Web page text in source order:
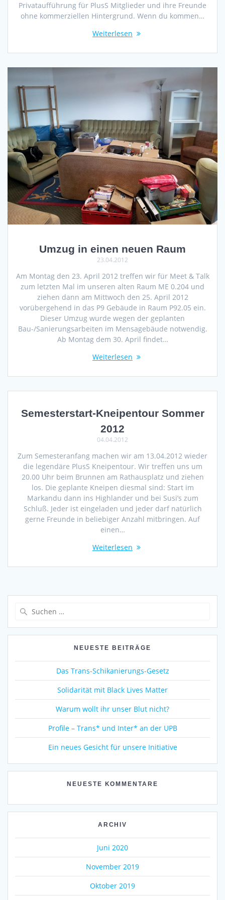
Privataufführung für PlusS Mitglieder und ihre Freunde
ohne kommerziellen Hintergrund. Wenn du kommen…
Weiterlesen
Umzug in einen neuen Raum
23.04.2012
Am Montag den 23. April 2012 treffen wir für Meet & Talk
zum letzten Mal im unseren alten Raum ME 0.204 und
ziehen dann am Mittwoch den 25. April 2012
vorübergehend in das P9 Gebäude in Raum P92.05 ein.
Dieser Umzug wurde wegen der geplanten
Bau-/Sanierungsarbeiten im Mensagebäude notwendig.
Ab Montag dem 30. April findet…
Weiterlesen
Semesterstart-Kneipentour Sommer
2012
04.04.2012
Zum Semesteranfang machen wir am 13.04.2012 wieder
die legendäre PlusS Kneipentour. Wir treffen uns um
20.00 Uhr beim Brunnen am Rathausplatz und ziehen
los. Die geplante Kneipen diesmal sind: Start im
Markandu dann ins Highlander und bei Susi’s zum
Schluß. Jeder ist eingeladen und jeder darf natürlich
gerne Freunde in beliebiger Anzahl mitbringen. Auf
einen…
Weiterlesen
NEUESTE BEITRÄGE
Das Trans-Schikanierungs-Gesetz
Solidarität mit Black Lives Matter
Warum wollt ihr unser Blut nicht?
Profile – Trans* und Inter* an der UPB
Ein neues Gesicht für unsere Initiative
NEUESTE KOMMENTARE
ARCHIV
Juni 2020
November 2019
Oktober 2019